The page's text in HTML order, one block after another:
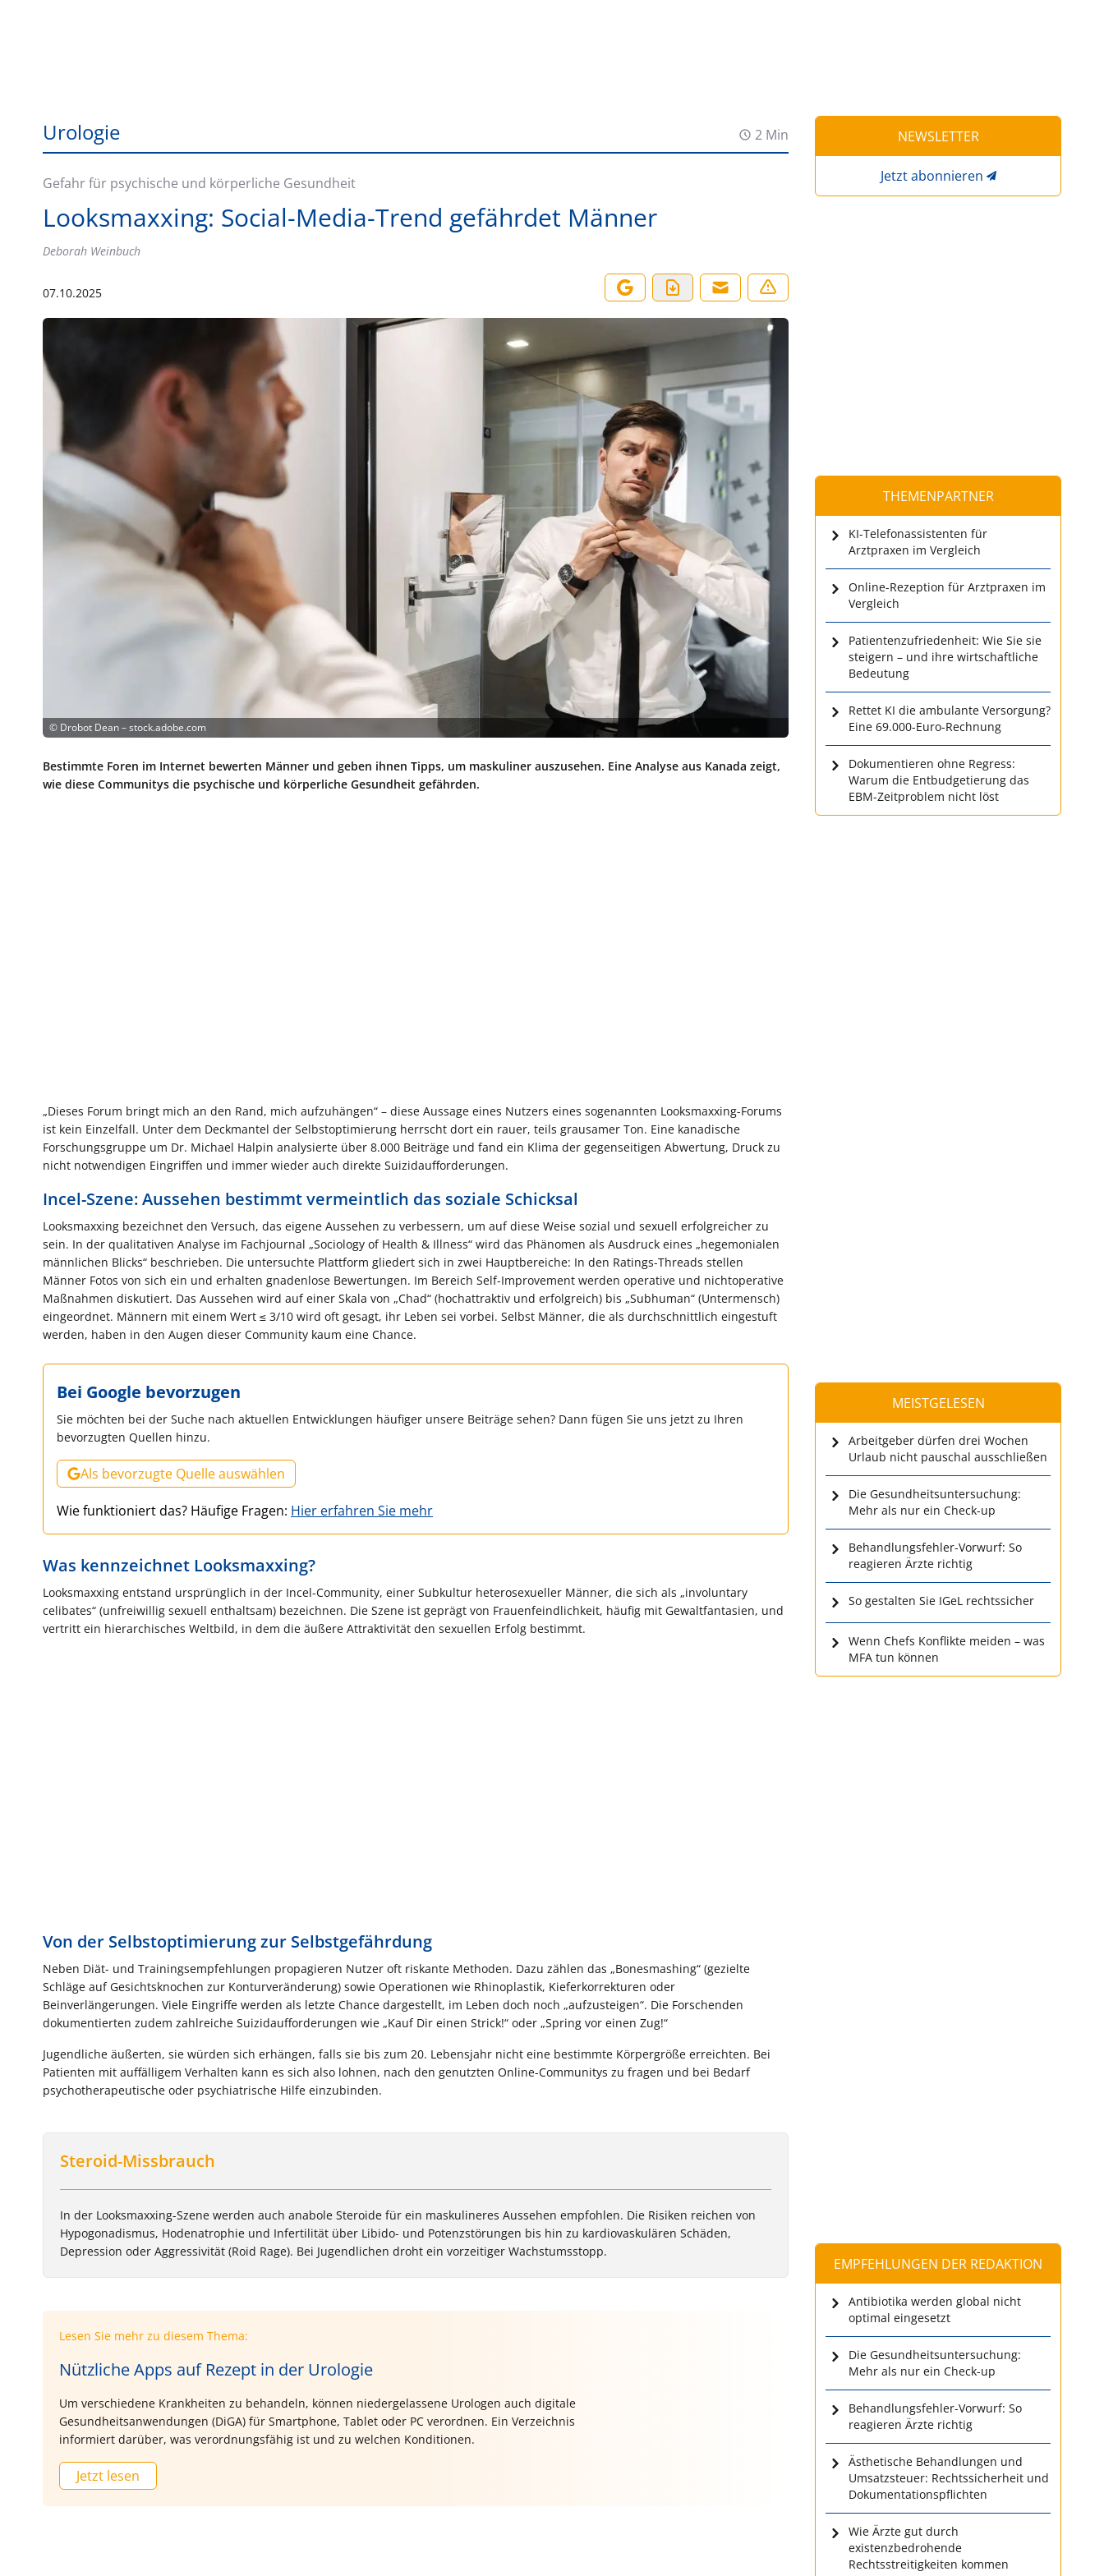
Urologie 2 Min
Gefahr für psychische und körperliche Gesundheit
Looksmaxxing: Social-Media-Trend gefährdet Männer
Deborah Weinbuch
07.10.2025
© Drobot Dean – stock.adobe.com
Bestimmte Foren im Internet bewerten Männer und geben ihnen Tipps, um maskuliner auszusehen. Eine Analyse aus Kanada zeigt,
wie diese Communitys die psychische und körperliche Gesundheit gefährden.
„Dieses Forum bringt mich an den Rand, mich aufzuhängen“ – diese Aussage eines Nutzers eines sogenannten Looksmaxxing-Forums
ist kein Einzelfall. Unter dem Deckmantel der Selbstoptimierung herrscht dort ein rauer, teils grausamer Ton. Eine kanadische
Forschungsgruppe um Dr. Michael Halpin analysierte über 8.000 Beiträge und fand ein Klima der gegenseitigen Abwertung, Druck zu
nicht notwendigen Eingriffen und immer wieder auch direkte Suizidaufforderungen.
Incel-Szene: Aussehen bestimmt vermeintlich das soziale Schicksal
Looksmaxxing bezeichnet den Versuch, das eigene Aussehen zu verbessern, um auf diese Weise sozial und sexuell erfolgreicher zu
sein. In der qualitativen Analyse im Fachjournal „Sociology of Health & Illness“ wird das Phänomen als Ausdruck eines „hegemonialen
männlichen Blicks“ beschrieben. Die untersuchte Plattform gliedert sich in zwei Hauptbereiche: In den Ratings-Threads stellen
Männer Fotos von sich ein und erhalten gnadenlose Bewertungen. Im Bereich Self-Improvement werden operative und nichtoperative
Maßnahmen diskutiert. Das Aussehen wird auf einer Skala von „Chad“ (hochattraktiv und erfolgreich) bis „Subhuman“ (Untermensch)
eingeordnet. Männern mit einem Wert ≤ 3/10 wird oft gesagt, ihr Leben sei vorbei. Selbst Männer, die als durchschnittlich eingestuft
werden, haben in den Augen dieser Community kaum eine Chance.
Bei Google bevorzugen
Sie möchten bei der Suche nach aktuellen Entwicklungen häufiger unsere Beiträge sehen? Dann fügen Sie uns jetzt zu Ihren
bevorzugten Quellen hinzu.
Als bevorzugte Quelle auswählen
Wie funktioniert das? Häufige Fragen: Hier erfahren Sie mehr
Was kennzeichnet Looksmaxxing?
Looksmaxxing entstand ursprünglich in der Incel-Community, einer Subkultur heterosexueller Männer, die sich als „involuntary
celibates“ (unfreiwillig sexuell enthaltsam) bezeichnen. Die Szene ist geprägt von Frauenfeindlichkeit, häufig mit Gewaltfantasien, und
vertritt ein hierarchisches Weltbild, in dem die äußere Attraktivität den sexuellen Erfolg bestimmt.
Von der Selbstoptimierung zur Selbstgefährdung
Neben Diät- und Trainingsempfehlungen propagieren Nutzer oft riskante Methoden. Dazu zählen das „Bonesmashing“ (gezielte
Schläge auf Gesichtsknochen zur Konturveränderung) sowie Operationen wie Rhinoplastik, Kieferkorrekturen oder
Beinverlängerungen. Viele Eingriffe werden als letzte Chance dargestellt, im Leben doch noch „aufzusteigen“. Die Forschenden
dokumentierten zudem zahlreiche Suizidaufforderungen wie „Kauf Dir einen Strick!“ oder „Spring vor einen Zug!“
Jugendliche äußerten, sie würden sich erhängen, falls sie bis zum 20. Lebensjahr nicht eine bestimmte Körpergröße erreichten. Bei
Patienten mit auffälligem Verhalten kann es sich also lohnen, nach den genutzten Online-Communitys zu fragen und bei Bedarf
psychotherapeutische oder psychiatrische Hilfe einzubinden.
Steroid-Missbrauch
In der Looksmaxxing-Szene werden auch anabole Steroide für ein maskulineres Aussehen empfohlen. Die Risiken reichen von
Hypogonadismus, Hodenatrophie und Infertilität über Libido- und Potenzstörungen bis hin zu kardiovaskulären Schäden,
Depression oder Aggressivität (Roid Rage). Bei Jugendlichen droht ein vorzeitiger Wachstumsstopp.
Lesen Sie mehr zu diesem Thema:
Nützliche Apps auf Rezept in der Urologie
Um verschiedene Krankheiten zu behandeln, können niedergelassene Urologen auch digitale
Gesundheitsanwendungen (DiGA) für Smartphone, Tablet oder PC verordnen. Ein Verzeichnis
informiert darüber, was verordnungsfähig ist und zu welchen Konditionen.
Jetzt lesen
NEWSLETTER
Jetzt abonnieren
THEMENPARTNER
KI-Telefonassistenten für
Arztpraxen im Vergleich
Online-Rezeption für Arztpraxen im
Vergleich
Patientenzufriedenheit: Wie Sie sie
steigern – und ihre wirtschaftliche
Bedeutung
Rettet KI die ambulante Versorgung?
Eine 69.000-Euro-Rechnung
Dokumentieren ohne Regress:
Warum die Entbudgetierung das
EBM-Zeitproblem nicht löst
MEISTGELESEN
Arbeitgeber dürfen drei Wochen
Urlaub nicht pauschal ausschließen
Die Gesundheitsuntersuchung:
Mehr als nur ein Check-up
Behandlungsfehler-Vorwurf: So
reagieren Ärzte richtig
So gestalten Sie IGeL rechtssicher
Wenn Chefs Konflikte meiden – was
MFA tun können
EMPFEHLUNGEN DER REDAKTION
Antibiotika werden global nicht
optimal eingesetzt
Die Gesundheitsuntersuchung:
Mehr als nur ein Check-up
Behandlungsfehler-Vorwurf: So
reagieren Ärzte richtig
Ästhetische Behandlungen und
Umsatzsteuer: Rechtssicherheit und
Dokumentationspflichten
Wie Ärzte gut durch
existenzbedrohende
Rechtsstreitigkeiten kommen